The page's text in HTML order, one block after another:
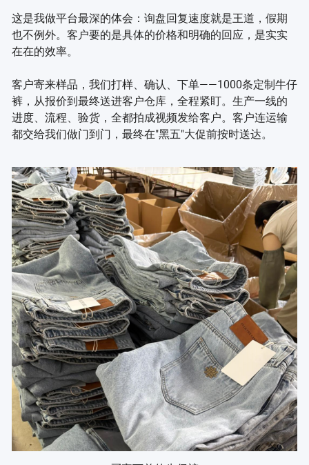
这是我做平台最深的体会：询盘回复速度就是王道，假期
也不例外。客户要的是具体的价格和明确的回应，是实实
在在的效率。
客户寄来样品，我们打样、确认、下单——1000条定制牛仔
裤，从报价到最终送进客户仓库，全程紧盯。生产一线的
进度、流程、验货，全都拍成视频发给客户。客户连运输
都交给我们做门到门，最终在"黑五"大促前按时送达。